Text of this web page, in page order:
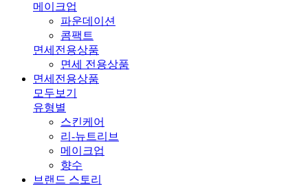
메이크업
파운데이션
콤팩트
면세전용상품
면세 전용상품
면세전용상품
모두보기
유형별
스킨케어
리-뉴트리브
메이크업
향수
브랜드 스토리